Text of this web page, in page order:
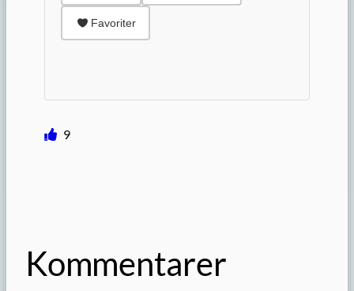
Favoriter
9
Kommentarer